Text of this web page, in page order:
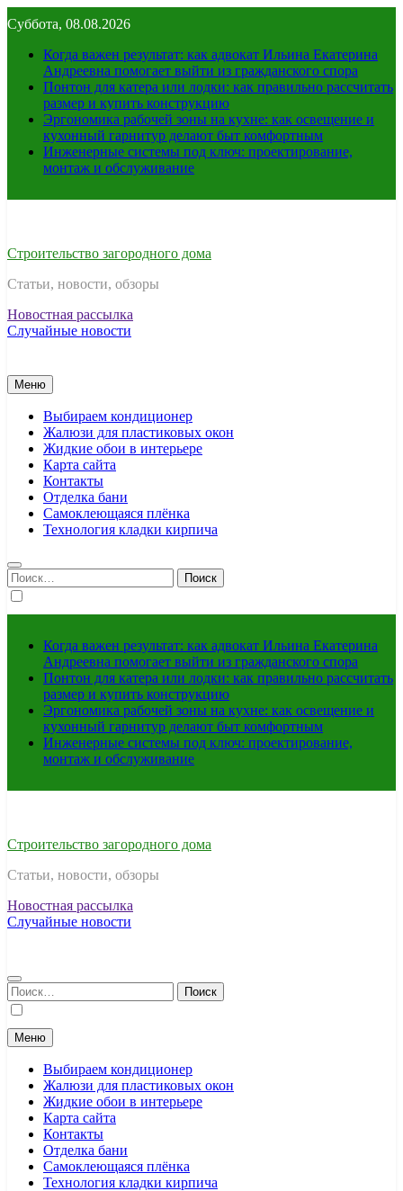
к
содержимому
Суббота, 08.08.2026
Когда важен результат: как адвокат Ильина Екатерина
Андреевна помогает выйти из гражданского спора
Понтон для катера или лодки: как правильно рассчитать
размер и купить конструкцию
Эргономика рабочей зоны на кухне: как освещение и
кухонный гарнитур делают быт комфортным
Инженерные системы под ключ: проектирование,
монтаж и обслуживание
Строительство загородного дома
Статьи, новости, обзоры
Новостная рассылка
Случайные новости
Меню
Выбираем кондиционер
Жалюзи для пластиковых окон
Жидкие обои в интерьере
Карта сайта
Контакты
Отделка бани
Самоклеющаяся плёнка
Технология кладки кирпича
Найти:
Когда важен результат: как адвокат Ильина Екатерина
Андреевна помогает выйти из гражданского спора
Понтон для катера или лодки: как правильно рассчитать
размер и купить конструкцию
Эргономика рабочей зоны на кухне: как освещение и
кухонный гарнитур делают быт комфортным
Инженерные системы под ключ: проектирование,
монтаж и обслуживание
Строительство загородного дома
Статьи, новости, обзоры
Новостная рассылка
Случайные новости
Найти:
Меню
Выбираем кондиционер
Жалюзи для пластиковых окон
Жидкие обои в интерьере
Карта сайта
Контакты
Отделка бани
Самоклеющаяся плёнка
Технология кладки кирпича